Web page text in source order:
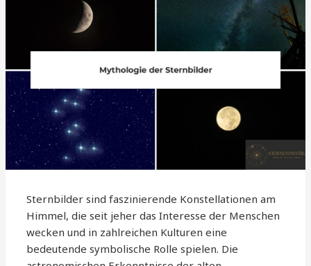
Sternbilder sind faszinierende Konstellationen am
Himmel, die seit jeher das Interesse der Menschen
wecken und in zahlreichen Kulturen eine
bedeutende symbolische Rolle spielen. Die